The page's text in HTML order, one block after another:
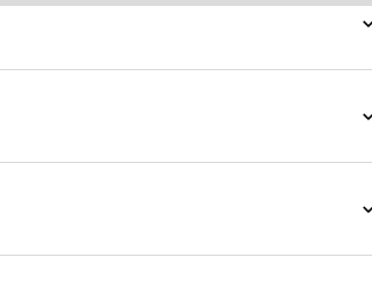
многослойных образов.
в виде планки с бриллиантовым